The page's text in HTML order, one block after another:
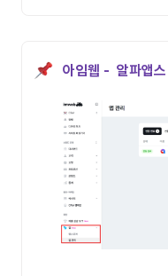
아임웹 -  알파앱